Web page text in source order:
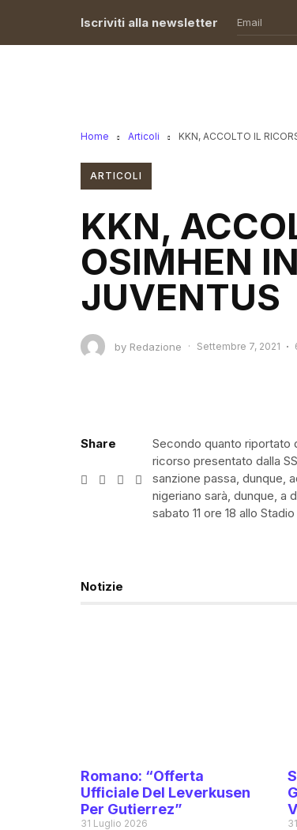
Iscriviti alla newsletter
Home Articoli KKN, ACCOLTO IL
ARTICOLI
KKN,
OSIMHEN
JUVENTUS
by Redazione · Settembre 7, 2021
Share Secondo quanto riportato
ricorso presentato dalla
sanzione passa, dunque,
nigeriano sarà, dunque, a
sabato 11 ore 18 allo
Notizie
Romano: “Offerta
Ufficiale Del Leverkusen
Per Gutierrez”
31 Luglio 2026